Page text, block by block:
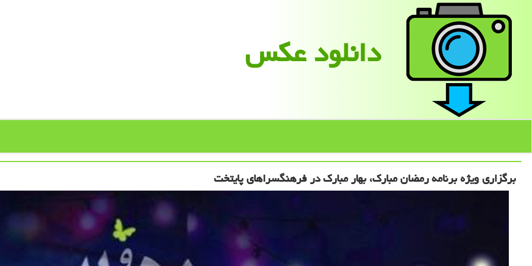
دانلود عكس
برگزاری ویژه برنامه رمضان مبارک، بهار مبارک در فرهنگسراهای پایتخت